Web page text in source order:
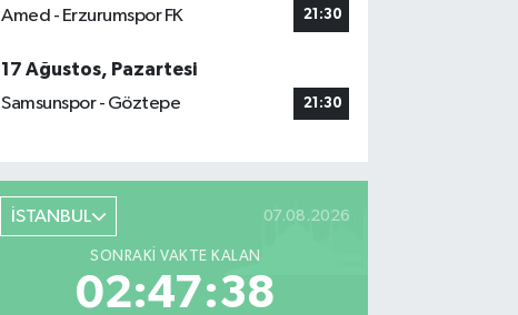
Amed - Erzurumspor FK 21:30
17 Ağustos, Pazartesi
Samsunspor - Göztepe
21:30
İSTANBUL 07.08.2026
SONRAKI VAKTE KALAN
02:47:37